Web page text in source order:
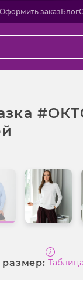
Оформить заказБлог
голубой
размер: